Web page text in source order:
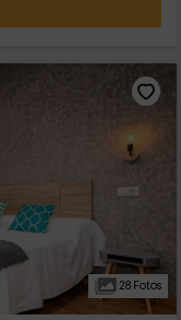
28 Fotos